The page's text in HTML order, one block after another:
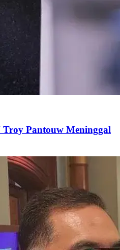
Pantouw Meninggal